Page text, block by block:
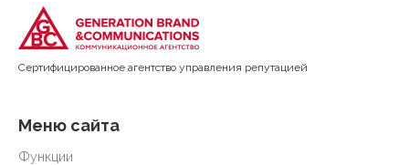
Cертифицированное агентство управления репутацией
Меню сайта
Функции